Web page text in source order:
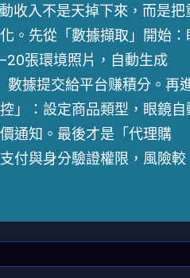
收入不是天掉下來，而是把
。先從「數據擷取」開始：
張環境照片，自動生成
數據提交給平台赚積分。再
」：設定商品類型，眼鏡自
通知。最後才是「代理購
付與身分驗證權限，風險較